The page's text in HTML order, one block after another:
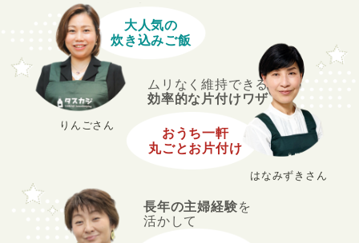
長年の主婦経験を
活かして
りんごさん
大人気の
炊き込みご飯
はなみずきさん
ムリなく維持できる
効率的な片付けワザ
おうち一軒
丸ごとお片付け